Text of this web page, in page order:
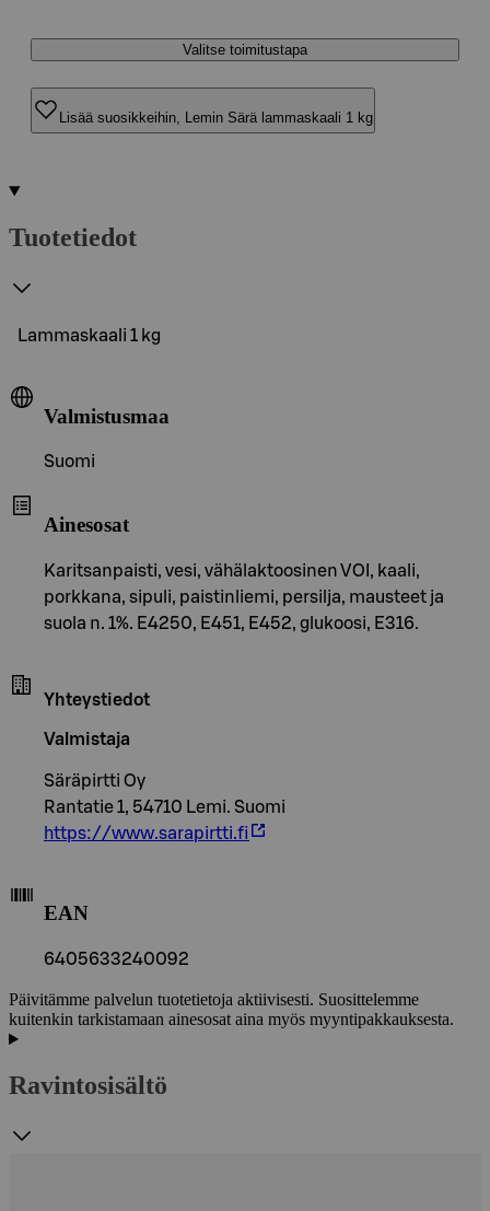
Valitse toimitustapa
Lisää suosikkeihin, Lemin Särä lammaskaali 1 kg
Tuotetiedot
Lammaskaali 1 kg
Valmistusmaa
Suomi
Ainesosat
Karitsanpaisti, vesi, vähälaktoosinen VOI, kaali,
porkkana, sipuli, paistinliemi, persilja, mausteet ja
suola n. 1%. E4250, E451, E452, glukoosi, E316.
Yhteystiedot
Valmistaja
Säräpirtti Oy
Rantatie 1, 54710 Lemi. Suomi
https://www.sarapirtti.fi
EAN
6405633240092
Päivitämme palvelun tuotetietoja aktiivisesti. Suosittelemme
kuitenkin tarkistamaan ainesosat aina myös myyntipakkauksesta.
Ravintosisältö